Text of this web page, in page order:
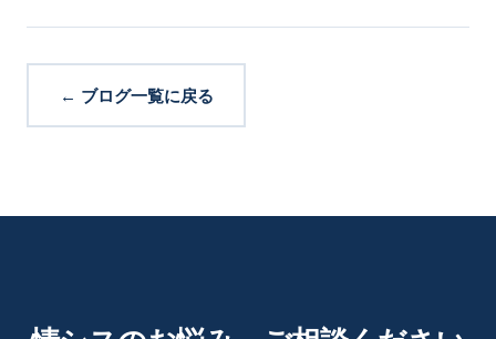
← ブログ一覧に戻る